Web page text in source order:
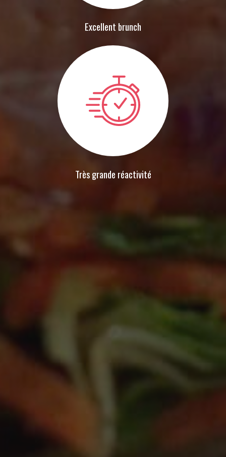
Excellent brunch
Très grande réactivité